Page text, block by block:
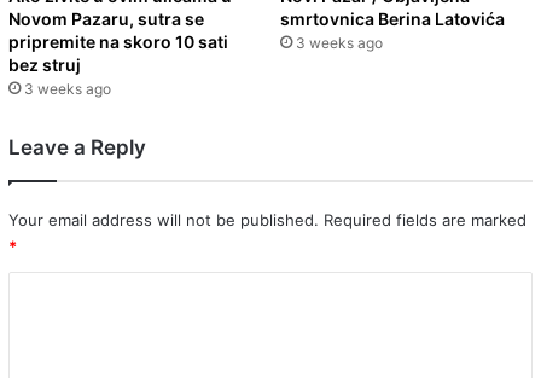
Novom Pazaru, sutra se
pripremite na skoro 10 sati
bez struj
3 weeks ago
smrtovnica Berina Latovića
3 weeks ago
Leave a Reply
Your email address will not be published. Required fields are marked
*